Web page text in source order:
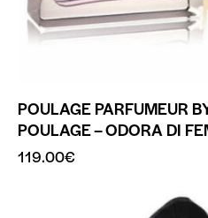
POULAGE PARFUMEUR
POULAGE – ODORA DI
119.00€